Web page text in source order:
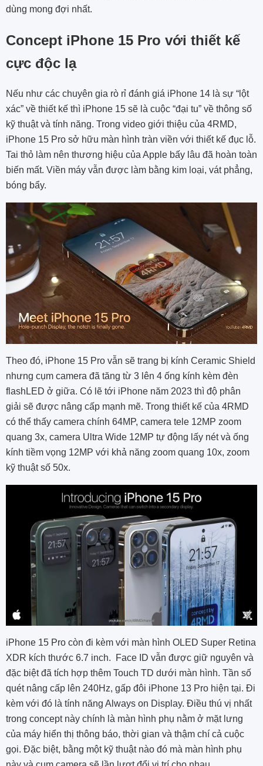
dùng mong đợi nhất.
Concept iPhone 15 Pro với thiết kế
cực độc lạ
Nếu như các chuyên gia rò rỉ đánh giá iPhone 14 là sự “lột
xác” về thiết kế thì iPhone 15 sẽ là cuộc “đại tu” về thông số
kỹ thuật và tính năng. Trong video giới thiệu của 4RMD,
iPhone 15 Pro sở hữu màn hình tràn viền với thiết kế đục lỗ.
Tai thỏ làm nên thương hiệu của Apple bấy lâu đã hoàn toàn
biến mất. Viền máy vẫn được làm bằng kim loại, vát phẳng,
bóng bẩy.
Theo đó, iPhone 15 Pro vẫn sẽ trang bị kính Ceramic Shield
nhưng cụm camera đã tăng từ 3 lên 4 ống kính kèm đèn
flashLED ở giữa. Có lẽ tới iPhone năm 2023 thì độ phân
giải sẽ được nâng cấp mạnh mẽ. Trong thiết kế của 4RMD
có thể thấy camera chính 64MP, camera tele 12MP zoom
quang 3x, camera Ultra Wide 12MP tự động lấy nét và ống
kính tiềm vọng 12MP với khả năng zoom quang 10x, zoom
kỹ thuật số 50x.
iPhone 15 Pro còn đi kèm với màn hình OLED Super Retina
XDR kích thước 6.7 inch. Face ID vẫn được giữ nguyên và
đặc biệt đã tích hợp thêm Touch TD dưới màn hình. Tần số
quét nâng cấp lên 240Hz, gấp đôi iPhone 13 Pro hiện tại. Đi
kèm với đó là tính năng Always on Display. Điều thú vị nhất
trong concept này chính là màn hình phụ nằm ở mặt lưng
của máy hiển thị thông báo, thời gian và thậm chí cả cuộc
gọi. Đặc biệt, bằng một kỹ thuật nào đó mà màn hình phụ